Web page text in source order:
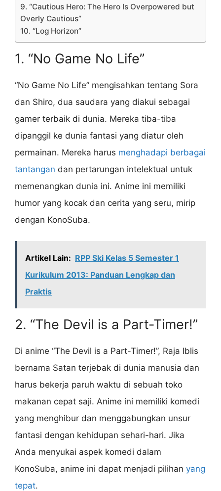
9. “Cautious Hero: The Hero Is Overpowered but
Overly Cautious”
10. “Log Horizon”
1. “No Game No Life”
“No Game No Life” mengisahkan tentang Sora
dan Shiro, dua saudara yang diakui sebagai
gamer terbaik di dunia. Mereka tiba-tiba
dipanggil ke dunia fantasi yang diatur oleh
permainan. Mereka harus menghadapi berbagai
tantangan dan pertarungan intelektual untuk
memenangkan dunia ini. Anime ini memiliki
humor yang kocak dan cerita yang seru, mirip
dengan KonoSuba.
Artikel Lain: RPP Ski Kelas 5 Semester 1
Kurikulum 2013: Panduan Lengkap dan
Praktis
2. “The Devil is a Part-Timer!”
Di anime “The Devil is a Part-Timer!”, Raja Iblis
bernama Satan terjebak di dunia manusia dan
harus bekerja paruh waktu di sebuah toko
makanan cepat saji. Anime ini memiliki komedi
yang menghibur dan menggabungkan unsur
fantasi dengan kehidupan sehari-hari. Jika
Anda menyukai aspek komedi dalam
KonoSuba, anime ini dapat menjadi pilihan yang
tepat.